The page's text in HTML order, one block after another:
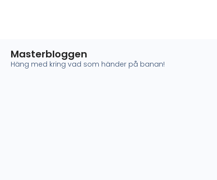
Masterbloggen
Häng med kring vad som händer på banan!